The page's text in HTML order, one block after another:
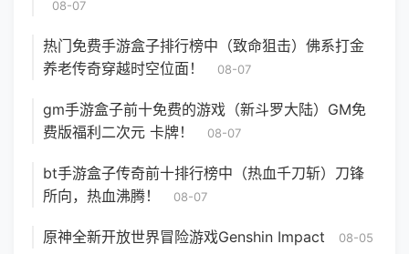
08-07
热门免费手游盒子排行榜中（致命狙击）佛系打金
养老传奇穿越时空位面！
08-07
gm手游盒子前十免费的游戏（新斗罗大陆）GM免
费版福利二次元 卡牌！
08-07
bt手游盒子传奇前十排行榜中（热血千刀斩）刀锋
所向，热血沸腾！
08-07
原神全新开放世界冒险游戏Genshin Impact 08-05